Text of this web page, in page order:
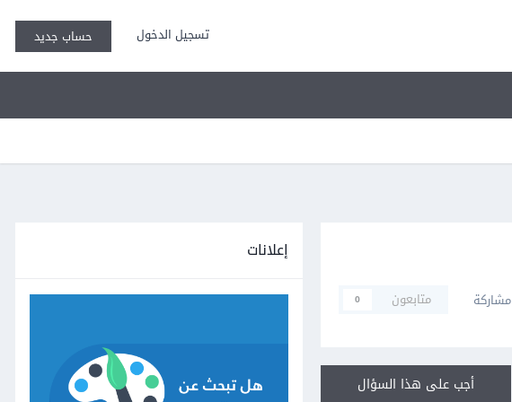
تسجيل الدخول حساب جديد
مشاركة متابعون 0
أجب على هذا السؤال
إعلانات